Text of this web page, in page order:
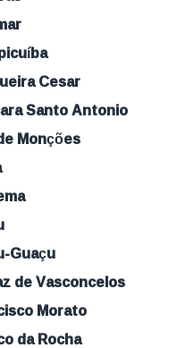
Cesar
Santo Antonio
Monções
Guaçu
de Vasconcelos
Morato
da Rocha